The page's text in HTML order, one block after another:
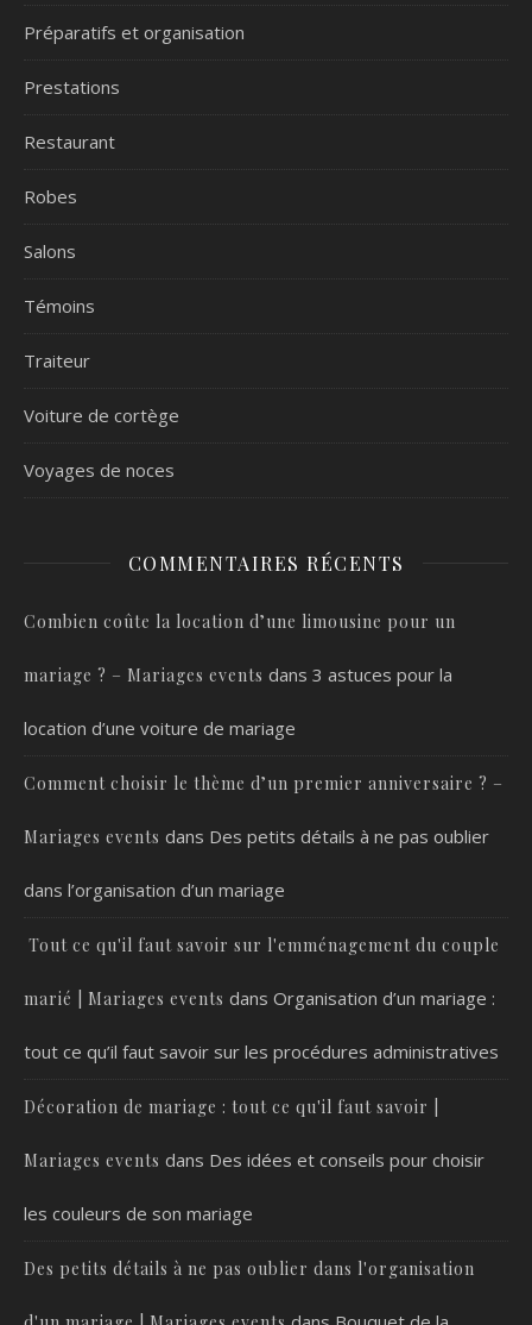
Préparatifs et organisation
Prestations
Restaurant
Robes
Salons
Témoins
Traiteur
Voiture de cortège
Voyages de noces
COMMENTAIRES RÉCENTS
Combien coûte la location d’une limousine pour un
mariage ? – Mariages events dans 3 astuces pour la
location d’une voiture de mariage
Comment choisir le thème d’un premier anniversaire ? –
Mariages events dans Des petits détails à ne pas oublier
dans l’organisation d’un mariage
Tout ce qu'il faut savoir sur l'emménagement du couple
marié | Mariages events dans Organisation d’un mariage :
tout ce qu’il faut savoir sur les procédures administratives
Décoration de mariage : tout ce qu'il faut savoir |
Mariages events dans Des idées et conseils pour choisir
les couleurs de son mariage
Des petits détails à ne pas oublier dans l'organisation